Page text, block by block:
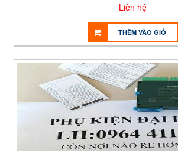
Liên hệ
THÊM VÀO GIỎ